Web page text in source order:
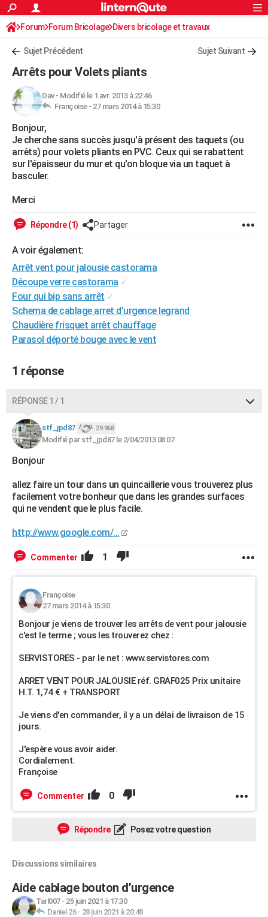
ACTUALITÉS
Politique
Société
Faits Divers
Education
Monde
Villes
+
FINANCE
Retraite
Impôts
Epargne
Immobilier
Risques naturels par ville
Banque
Assurance
Crédit
AUTO
Essais
Réserver un essai
Citadines
Berlines
SUV
Forum auto
+HIGH-TECH
Mobiles
Meilleur smartphone
Internet
Ordinateurs
Jeux vidéo
Guide high-tech
+BRICOLAGE
Forum
Aménagement intérieur
Extérieur
Cuisine
Salle de bains
Jardinage
Rangement
Art de vivre
Bien-être
Loisirs
Mode
Modes de vie
Alimentation
Guide de la santé
Maladies
Médicaments
Sommeil
Destinations
City break
Voyage nature
Voyage de noces
Forum
Climat
+PHOTO
GUIDES D'ACHAT
BONS PLANS
Carte de Noël
Carte Bonne année
Carte Saint-Valentin
Carte Pâques
Carte d'anniversaire
DICTIONNAIRE
Dictionnaire
Biographies
Citations
Expressions
Proverbes
PROGRAMME TV
COPAINS D'AVANT
S'inscrire
Se connecter
Lycées
Collèges
Primaires
Universités
Entreprises
Service militaire
Avis de recherche
Bricolage
Lifestyle
Culture
Sport
Auto
Television
Voyage
Cinema
Rechercher
S'inscrire
Connexion
Forum Forum Bricolage Divers bricolage et travaux
Sujet Précédent Sujet Suivant
Arrêts pour Volets pliants
Dav- Modifié le 1 avr. 2013 à 22:46
Françoise - 27 mars 2014 à 15:30
Bonjour,
Je cherche sans succès jusqu'à présent des taquets (ou
arrêts) pour volets pliants en PVC. Ceux qui se rabattent
sur l'épaisseur du mur et qu'on bloque via un taquet à
basculer.
Merci
Répondre (1) Partager
A voir également:
Arrêt vent pour jalousie castorama
Découpe verre castorama ✓
Four qui bip sans arrêt ✓
Schema de cablage arret d'urgence legrand
Chaudière frisquet arrêt chauffage
Parasol déporté bouge avec le vent
1 réponse
RÉPONSE 1 / 1
stf_jpd87 29 968
Modifié par stf_jpd87 le 2/04/2013 08:07
Bonjour
allez faire un tour dans un quincaillerie vous trouverez plus
facilement votre bonheur que dans les grandes surfaces
qui ne vendent que le plus facile.
http://www.google.com/...
Commenter 1
Françoise
27 mars 2014 à 15:30
Bonjour je viens de trouver les arrêts de vent pour jalousie
c'est le terme ; vous les trouverez chez :
SERVISTORES - par le net : www.servistores.com
ARRET VENT POUR JALOUSIE réf. GRAF025 Prix unitaire
H.T. 1,74 € + TRANSPORT
Je viens d'en commander, il y a un délai de livraison de 15
jours.
J'espère vous avoir aider.
Cordialement.
Françoise
Commenter 0
Répondre Posez votre question
Discussions similaires
Aide cablage bouton d’urgence
Tarl007- 25 juin 2021 à 17:30
Daniel 26- 28 juin 2021 à 20:48